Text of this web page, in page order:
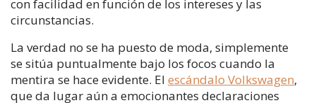
con facilidad en función de los intereses y las
circunstancias.
La verdad no se ha puesto de moda, simplemente
se sitúa puntualmente bajo los focos cuando la
mentira se hace evidente. El escándalo Volkswagen,
que da lugar aún a emocionantes declaraciones